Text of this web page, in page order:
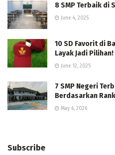
8 SMP Terbaik di
June 4, 2025
10 SD Favorit di
Layak Jadi Pilihan!
June 12, 2025
7 SMP Negeri
Berdasarkan
May 6, 2026
Subscribe